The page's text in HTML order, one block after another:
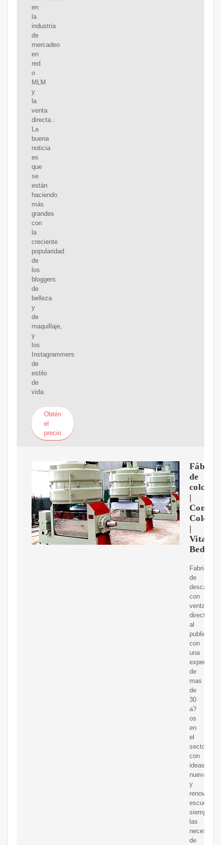
en
la
industria
de
mercadeo
en
red
o
MLM
y
la
venta
directa..
La
buena
noticia
es
que
se
están
haciendo
más
grandes
con
la
creciente
popularidad
de
los
bloggers
de
belleza
y
de
maquillaje,
y
los
Instagrammers
de
estilo
de
vida.
Obtén
el
precio
Fábrica
de
|
|
Vitality
Beds
de
descanso
con
venta
directa
al
publico,
con
una
de
mas
de
30
a?
os
en
el
sector,
con
ideas
nuevas
y
renovadas,
siempre
las
de